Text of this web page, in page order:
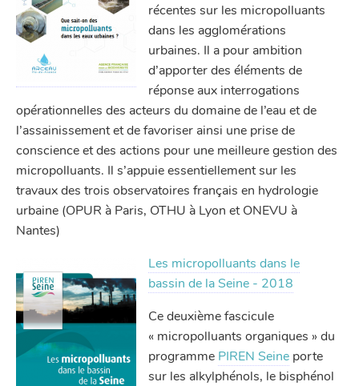
récentes sur les micropolluants
dans les agglomérations
urbaines. Il a pour ambition
d’apporter des éléments de
réponse aux interrogations
opérationnelles des acteurs du domaine de l’eau et de
l’assainissement et de favoriser ainsi une prise de
conscience et des actions pour une meilleure gestion des
micropolluants. Il s’appuie essentiellement sur les
travaux des trois observatoires français en hydrologie
urbaine (OPUR à Paris, OTHU à Lyon et ONEVU à
Nantes)
Les micropolluants dans le
bassin de la Seine - 2018
Ce deuxième fascicule
« micropolluants organiques » du
programme PIREN Seine porte
sur les alkylphénols, le bisphénol